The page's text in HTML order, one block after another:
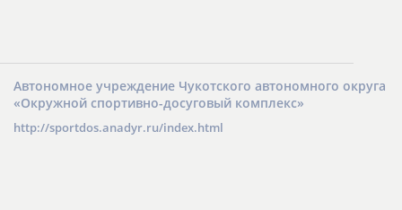
Автономное учреждение Чукотского автономного округа
«Окружной спортивно-досуговый комплекс»
http://sportdos.anadyr.ru/index.html